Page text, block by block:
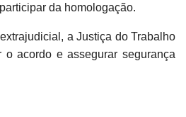
da homologação.
a Justiça do Trabalho
o acordo e assegurar segurança